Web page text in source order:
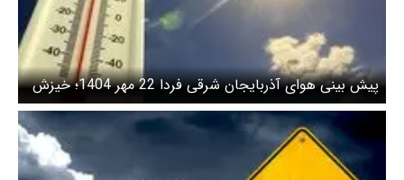
پیش بینی هوای آذربایجان شرقی فردا 22 مهر 1404؛ خیزش
گرد و خاک در نیمه جنوبی آذربایجان شرقی تا روز سه شنبه
ادامه دارد